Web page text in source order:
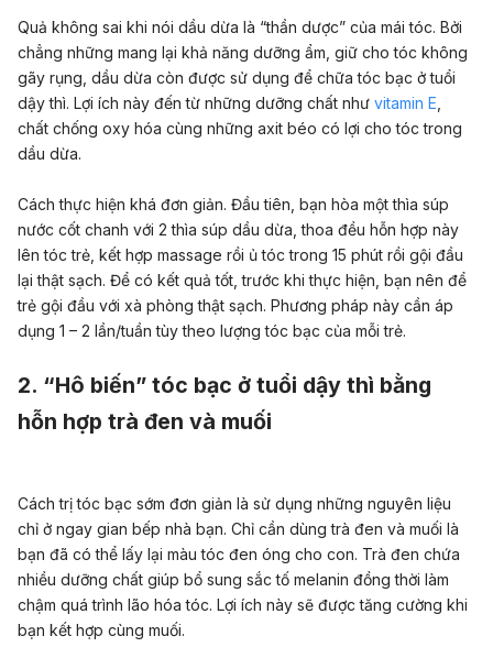
Quả không sai khi nói dầu dừa là “thần dược” của mái tóc. Bởi
chẳng những mang lại khả năng dưỡng ẩm, giữ cho tóc không
gãy rụng, dầu dừa còn được sử dụng để chữa tóc bạc ở tuổi
dậy thì. Lợi ích này đến từ những dưỡng chất như vitamin E
chất chống oxy hóa cùng những axit béo có lợi cho tóc trong
dầu dừa.
Cách thực hiện khá đơn giản. Đầu tiên, bạn hòa một thìa súp
nước cốt chanh với 2 thìa súp dầu dừa, thoa đều hỗn hợp này
lên tóc trẻ, kết hợp massage rồi ủ tóc trong 15 phút rồi gội đầu
lại thật sạch. Để có kết quả tốt, trước khi thực hiện, bạn nên để
trẻ gội đầu với xà phòng thật sạch. Phương pháp này cần áp
dụng 1 – 2 lần/tuần tùy theo lượng tóc bạc của mỗi trẻ.
2. “Hô biến” tóc bạc ở tuổi dậy thì bằng
hỗn hợp trà đen và muối
Cách trị tóc bạc sớm đơn giản là sử dụng những nguyên liệu
chỉ ở ngay gian bếp nhà bạn. Chỉ cần dùng trà đen và muối là
bạn đã có thể lấy lại màu tóc đen óng cho con. Trà đen chứa
nhiều dưỡng chất giúp bổ sung sắc tố melanin đồng thời làm
chậm quá trình lão hóa tóc. Lợi ích này sẽ được tăng cường khi
bạn kết hợp cùng muối.